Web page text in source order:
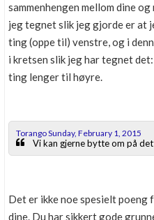
sammenhengen mellom dine
jeg tegnet slik jeg gjorde er at
ting (oppe til) venstre, og i
i kretsen slik jeg har tegnet
ting lenger til høyre.
Torango Sunday, February 1, 2015
Vi kan gjerne bytte om på
Det er ikke noe spesielt poeng
dine. Du har sikkert gode